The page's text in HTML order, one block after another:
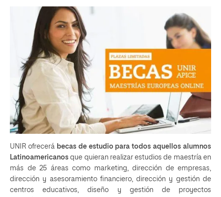
UNIR ofrecerá becas de estudio para todos aquellos alumnos
Latinoamericanos que quieran realizar estudios de maestría en
más de 25 áreas como marketing, dirección de empresas,
dirección y asesoramiento financiero, dirección y gestión de
centros educativos, diseño y gestión de proyectos